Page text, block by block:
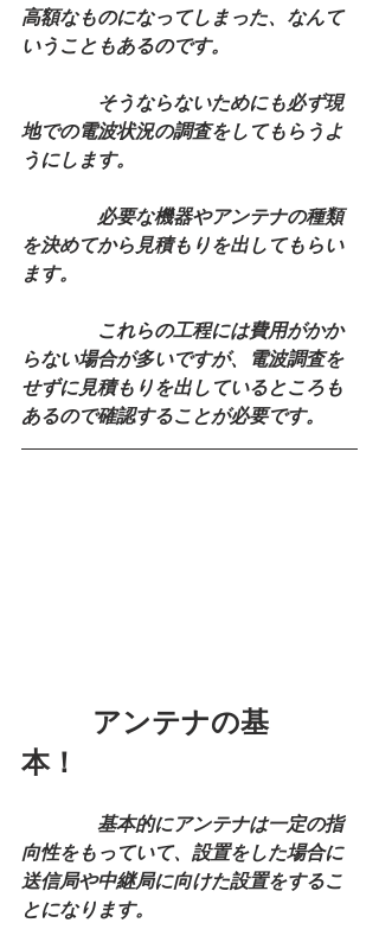
高額なものになってしまった、なんて
いうこともあるのです。
そうならないためにも必ず現
地での電波状況の調査をしてもらうよ
うにします。
必要な機器やアンテナの種類
を決めてから見積もりを出してもらい
ます。
これらの工程には費用がかか
らない場合が多いですが、電波調査を
せずに見積もりを出しているところも
あるので確認することが必要です。
アンテナの基
本！
基本的にアンテナは一定の指
向性をもっていて、設置をした場合に
送信局や中継局に向けた設置をするこ
とになります。